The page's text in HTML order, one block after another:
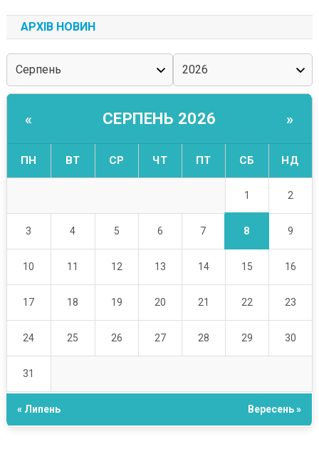
АРХІВ НОВИН
« СЕРПЕНЬ 2026 »
ПН ВТ СР ЧТ ПТ СБ НД
1 2
3 4 5 6 7 8 9
10 11 12 13 14 15 16
17 18 19 20 21 22 23
24 25 26 27 28 29 30
31
« Липень Вересень »